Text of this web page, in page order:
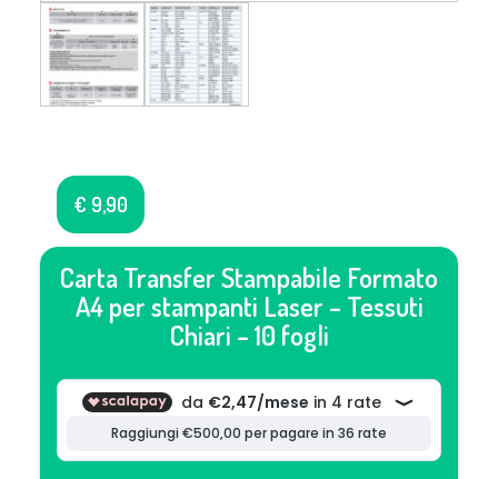
€ 9,90
Carta Transfer Stampabile Formato
A4 per stampanti Laser – Tessuti
Chiari – 10 fogli